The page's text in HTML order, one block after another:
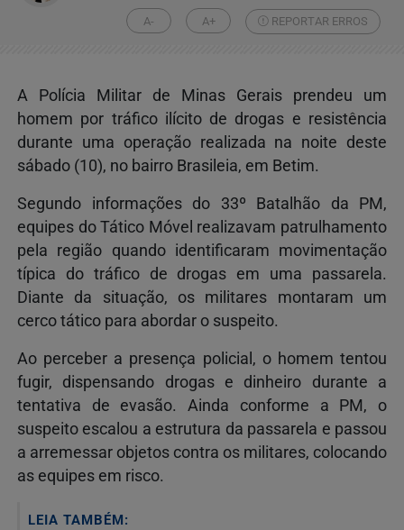
A- A+ REPORTAR ERROS
A Polícia Militar de Minas Gerais prendeu um
homem por tráfico ilícito de drogas e resistência
durante uma operação realizada na noite deste
sábado (10), no bairro Brasileia, em Betim.
Segundo informações do 33º Batalhão da PM,
equipes do Tático Móvel realizavam patrulhamento
pela região quando identificaram movimentação
típica do tráfico de drogas em uma passarela.
Diante da situação, os militares montaram um
cerco tático para abordar o suspeito.
Ao perceber a presença policial, o homem tentou
fugir, dispensando drogas e dinheiro durante a
tentativa de evasão. Ainda conforme a PM, o
suspeito escalou a estrutura da passarela e passou
a arremessar objetos contra os militares, colocando
as equipes em risco.
LEIA TAMBÉM: